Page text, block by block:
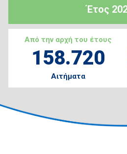
Έτος
Από την αρχή του έτους
158.720
Αιτήματα